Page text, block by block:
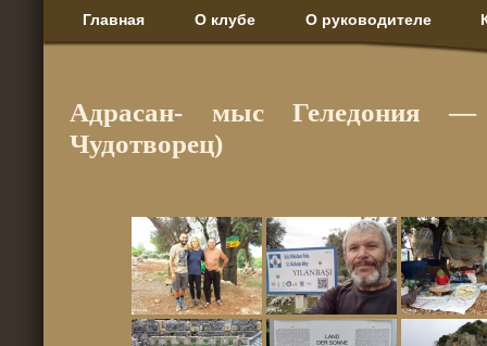
Главная О клубе О руководителе
Адрасан- мыс Геледония
Чудотворец)